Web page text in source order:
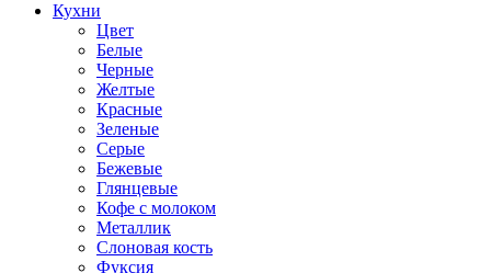
Кухни
Цвет
Белые
Черные
Желтые
Красные
Зеленые
Серые
Бежевые
Глянцевые
Кофе с молоком
Металлик
Слоновая кость
Фуксия